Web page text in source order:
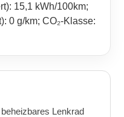
15,1 kWh/100km;
0 g/km; CO₂-Klasse:
Lenkrad